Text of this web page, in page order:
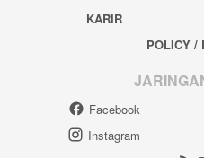
KARIR
POLICY /
Facebook
Instagram